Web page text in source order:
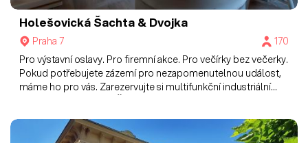
Holešovická Šachta & Dvojka
Praha 7
170
Pro výstavní oslavy. Pro firemní akce. Pro večírky bez večerky.
Pokud potřebujete zázemí pro nezapomenutelnou událost,
máme ho pro vás. Zarezervujte si multifunkční industriální